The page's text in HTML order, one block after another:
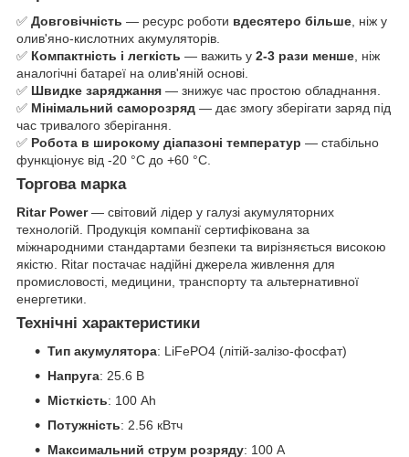
✅ Довговічність — ресурс роботи вдесятеро більше , ніж у
олив'яно-кислотних акумуляторів.
✅ Компактність і легкість — важить у 2-3 рази менше , ніж
аналогічні батареї на олив'яній основі.
✅ Швидке заряджання — знижує час простою обладнання.
✅ Мінімальний саморозряд — дає змогу зберігати заряд під
час тривалого зберігання.
✅ Робота в широкому діапазоні температур — стабільно
функціонує від -20 °C до +60 °C.
Торгова марка
Ritar Power— світовий лідер у галузі акумуляторних
технологій. Продукція компанії сертифікована за
міжнародними стандартами безпеки та вирізняється високою
якістю. Ritar постачає надійні джерела живлення для
промисловості, медицини, транспорту та альтернативної
енергетики.
Технічні характеристики
Тип акумулятора: LiFePO4 (літій-залізо-фосфат)
Напруга: 25.6 В
Місткість: 100 Ah
Потужність: 2.56 кВтч
Максимальний струм розряду: 100 А